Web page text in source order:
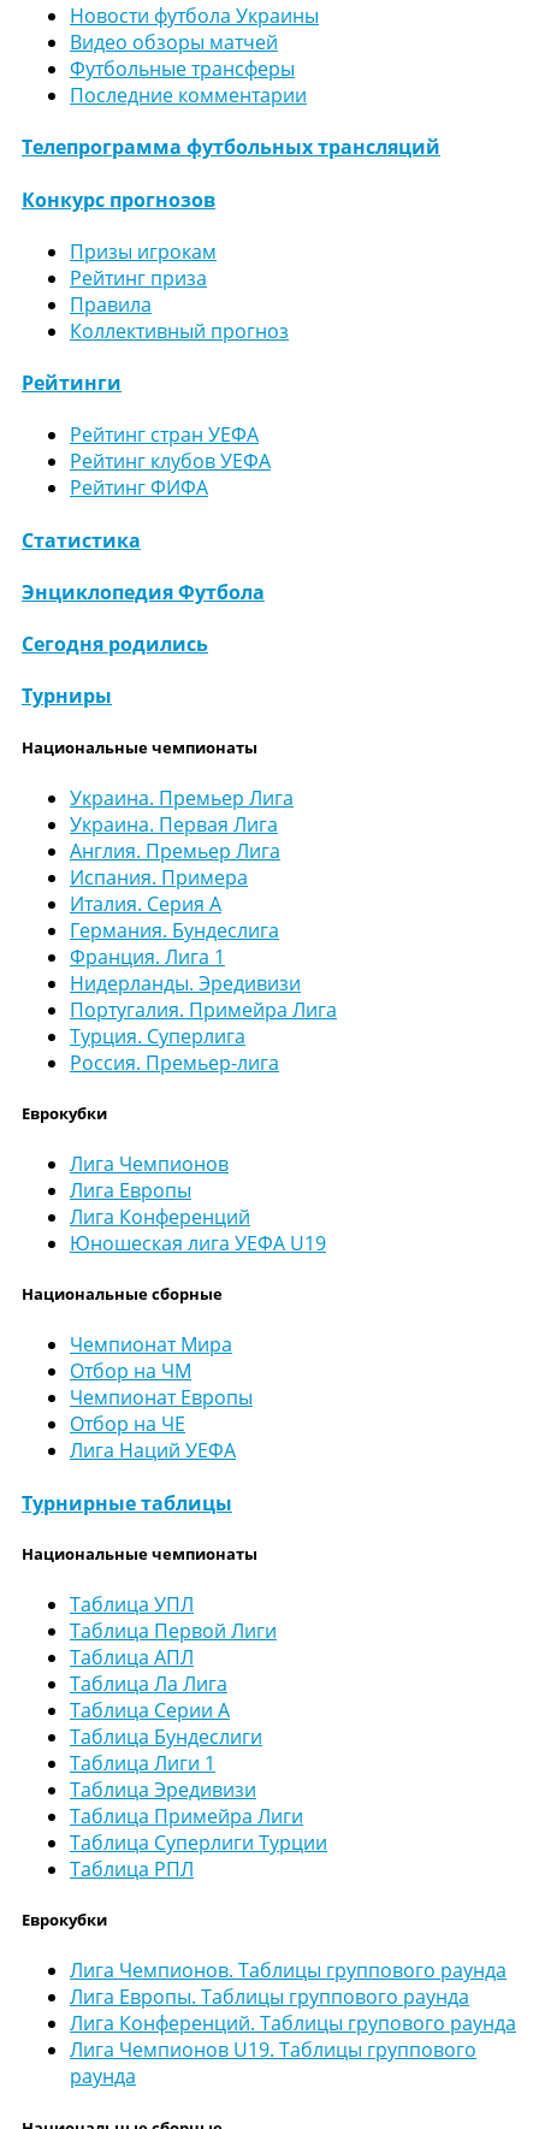
Новости футбола Украины
Видео обзоры матчей
Футбольные трансферы
Последние комментарии
Телепрограмма футбольных трансляций
Конкурс прогнозов
Призы игрокам
Рейтинг приза
Правила
Коллективный прогноз
Рейтинги
Рейтинг стран УЕФА
Рейтинг клубов УЕФА
Рейтинг ФИФА
Статистика
Энциклопедия Футбола
Сегодня родились
Турниры
Национальные чемпионаты
Украина. Премьер Лига
Украина. Первая Лига
Англия. Премьер Лига
Испания. Примера
Италия. Серия А
Германия. Бундеслига
Франция. Лига 1
Нидерланды. Эредивизи
Португалия. Примейра Лига
Турция. Суперлига
Россия. Премьер-лига
Еврокубки
Лига Чемпионов
Лига Европы
Лига Конференций
Юношеская лига УЕФА U19
Национальные сборные
Чемпионат Мира
Отбор на ЧМ
Чемпионат Европы
Отбор на ЧЕ
Лига Наций УЕФА
Турнирные таблицы
Национальные чемпионаты
Таблица УПЛ
Таблица Первой Лиги
Таблица АПЛ
Таблица Ла Лига
Таблица Серии А
Таблица Бундеслиги
Таблица Лиги 1
Таблица Эредивизи
Таблица Примейра Лиги
Таблица Суперлиги Турции
Таблица РПЛ
Еврокубки
Лига Чемпионов. Таблицы группового раунда
Лига Европы. Таблицы группового раунда
Лига Конференций. Таблицы групового раунда
Лига Чемпионов U19. Таблицы группового
раунда